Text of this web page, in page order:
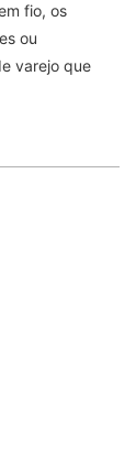
fio, os
ou
varejo que